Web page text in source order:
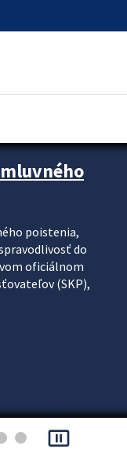
poistenia,
do
oficiálnom
(SKP),
pause_presentation